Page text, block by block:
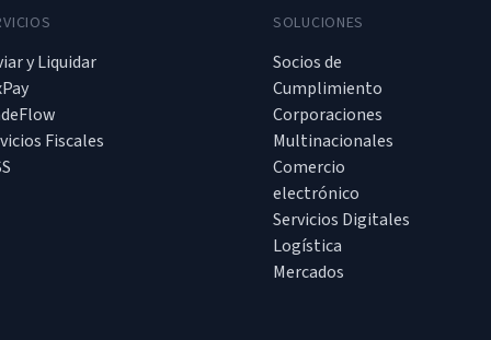
y Liquidar
Fiscales
SOLUCIONES
Socios de
Cumplimiento
Corporaciones
Multinacionales
Comercio
electrónico
Servicios Digitales
Logística
Mercados